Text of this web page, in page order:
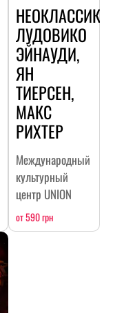
НЕОКЛАССИКА:
ЛУДОВИКО
ЭЙНАУДИ,
ЯН
ТИЕРСЕН,
МАКС
РИХТЕР
Международный
культурный
центр UNION
от 590 грн